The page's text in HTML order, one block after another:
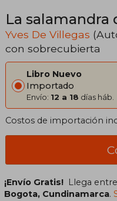
La salamandra
Yves De Villegas
con sobrecubierta
Libro Nuevo
Importado
Envío: 12 a 18 días háb.
Costos de importación
¡Envío Gratis! Llega entre
Bogota, Cundinamarca.